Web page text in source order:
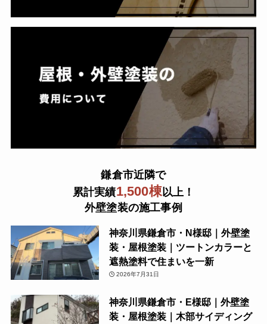
鎌倉市近隣で
累計実績1,500棟以上！
外壁塗装の施工事例
神奈川県鎌倉市・N様邸｜外壁塗
装・屋根塗装｜ツートンカラーと
遮熱塗料で住まいを一新
2026年7月31日
神奈川県鎌倉市・E様邸｜外壁塗
装・屋根塗装｜木部サイディング